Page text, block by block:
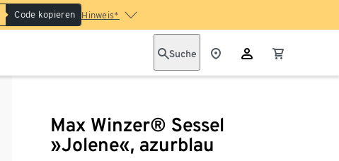
Code kopieren Hinweis*
Suche
Max Winzer® Sessel
»Jolene«, azurblau